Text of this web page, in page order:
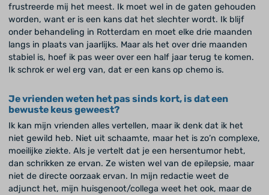
frustreerde mij het meest. Ik moet wel in de gaten gehouden
worden, want er is een kans dat het slechter wordt. Ik blijf
onder behandeling in Rotterdam en moet elke drie maanden
langs in plaats van jaarlijks. Maar als het over drie maanden
stabiel is, hoef ik pas weer over een half jaar terug te komen.
Ik schrok er wel erg van, dat er een kans op chemo is.
Je vrienden weten het pas sinds kort, is dat een
bewuste keus geweest?
Ik kan mijn vrienden alles vertellen, maar ik denk dat ik het
niet gewild heb. Niet uit schaamte, maar het is zo’n complexe,
moeilijke ziekte. Als je vertelt dat je een hersentumor hebt,
dan schrikken ze ervan. Ze wisten wel van de epilepsie, maar
niet de directe oorzaak ervan. In mijn redactie weet de
adjunct het, mijn huisgenoot/collega weet het ook, maar de